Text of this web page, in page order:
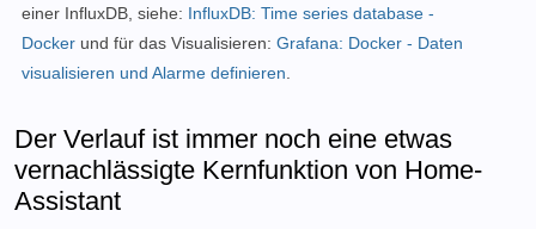
einer InfluxDB, siehe: InfluxDB: Time series database -
Docker und für das Visualisieren: Grafana: Docker - Daten
visualisieren und Alarme definieren
Der Verlauf ist immer noch eine etwas
vernachlässigte Kernfunktion von Home-
Assistant